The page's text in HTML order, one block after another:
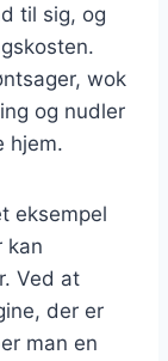
til sig, og
wok
og nudler
hjem.
eksempel
kan
Ved at
der er
man en